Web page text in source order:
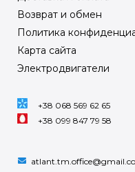
Возврат и обмен
Политика
Карта сайта
Электродвигатели
+38 068 569 62 65
+38 099 847 79 58